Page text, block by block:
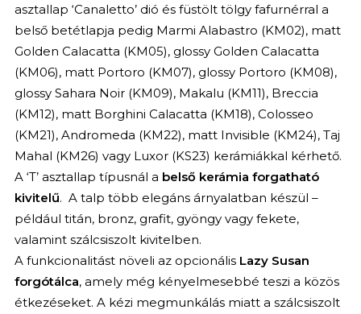
asztallap ‘Canaletto’ dió és füstölt tölgy fafurnérral a
belső betétlapja pedig Marmi Alabastro (KM02), matt
Golden Calacatta (KM05), glossy Golden Calacatta
(KM06), matt Portoro (KM07), glossy Portoro (KM08),
glossy Sahara Noir (KM09), Makalu (KM11), Breccia
(KM12), matt Borghini Calacatta (KM18), Colosseo
(KM21), Andromeda (KM22), matt Invisible (KM24), Taj
Mahal (KM26) vagy Luxor (KS23) kerámiákkal kérhető.
A ‘T’ asztallap típusnál a belső kerámia forgatható
kivitelű. A talp több elegáns árnyalatban készül –
például titán, bronz, grafit, gyöngy vagy fekete,
valamint szálcsiszolt kivitelben.
A funkcionalitást növeli az opcionális Lazy Susan
forgótálca, amely még kényelmesebbé teszi a közös
étkezéseket. A kézi megmunkálás miatt a szálcsiszolt